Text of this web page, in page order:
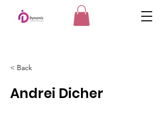
< Back
Andrei Dicher